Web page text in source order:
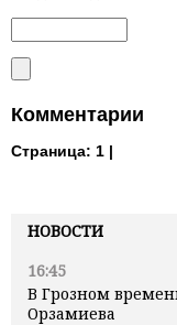
НОВОСТИ
16:45
В Грозном
Орзамиева
Комментарии
Страница: 1 |